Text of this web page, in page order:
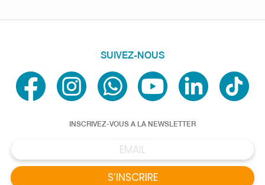
SUIVEZ-NOUS
INSCRIVEZ-VOUS A LA NEWSLETTER
S’INSCRIRE